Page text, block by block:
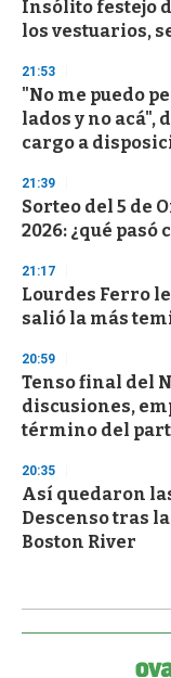
Insólito festejo
los vestuarios,
21:53
"No me puedo
lados y no acá",
cargo a
21:39
Sorteo del 5 de
2026: ¿qué pasó
21:17
Lourdes Ferro
salió la más
20:59
Tenso final del
discusiones,
término del
20:35
Así quedaron
Descenso tras
Boston River